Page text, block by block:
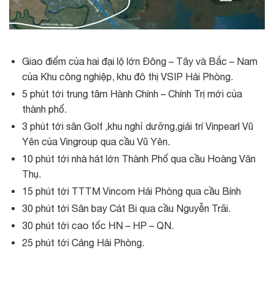
Giao điểm của hai đại lộ lớn Đông – Tây và Bắc – Nam
của Khu công nghiệp, khu đô thị VSIP Hải Phòng.
5 phút tới trung tâm Hành Chính – Chính Trị mới của
thành phố.
3 phút tới sân Golf ,khu nghỉ dưỡng,giải trí Vinpearl Vũ
Yên của Vingroup qua cầu Vũ Yên.
10 phút tới nhà hát lớn Thành Phố qua cầu Hoàng Văn
Thụ.
15 phút tới TTTM Vincom Hải Phòng qua cầu Bính
30 phút tới Sân bay Cát Bi qua cầu Nguyễn Trãi.
30 phút tới cao tốc HN – HP – QN.
25 phút tới Cảng Hải Phòng.